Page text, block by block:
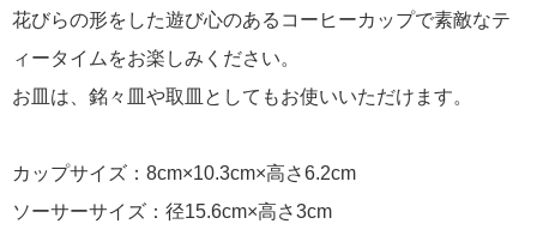
花びらの形をした遊び心のあるコーヒーカップで素敵なテ
ィータイムをお楽しみください。
お皿は、銘々皿や取皿としてもお使いいただけます。
カップサイズ：8cm×10.3cm×高さ6.2cm
ソーサーサイズ：径15.6cm×高さ3cm